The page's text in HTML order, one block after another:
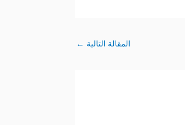
المقالة التالية ←